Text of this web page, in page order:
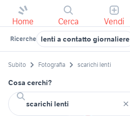
Home Cerca Vendi
Ricerche lenti a contatto giornaliere
Subito Fotografia scarichi lenti
Cosa cerchi?